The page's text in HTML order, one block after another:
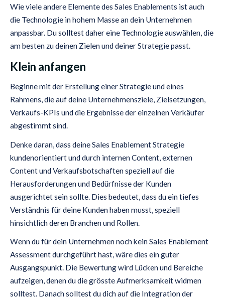
Wie viele andere Elemente des Sales Enablements ist auch
die Technologie in hohem Masse an dein Unternehmen
anpassbar. Du solltest daher eine Technologie auswählen, die
am besten zu deinen Zielen und deiner Strategie passt.
Klein anfangen
Beginne mit der Erstellung einer Strategie und eines
Rahmens, die auf deine Unternehmensziele, Zielsetzungen,
Verkaufs-KPIs und die Ergebnisse der einzelnen Verkäufer
abgestimmt sind.
Denke daran, dass deine Sales Enablement Strategie
kundenorientiert und durch internen Content, externen
Content und Verkaufsbotschaften speziell auf die
Herausforderungen und Bedürfnisse der Kunden
ausgerichtet sein sollte. Dies bedeutet, dass du ein tiefes
Verständnis für deine Kunden haben musst, speziell
hinsichtlich deren Branchen und Rollen.
Wenn du für dein Unternehmen noch kein Sales Enablement
Assessment durchgeführt hast, wäre dies ein guter
Ausgangspunkt. Die Bewertung wird Lücken und Bereiche
aufzeigen, denen du die grösste Aufmerksamkeit widmen
solltest. Danach solltest du dich auf die Integration der